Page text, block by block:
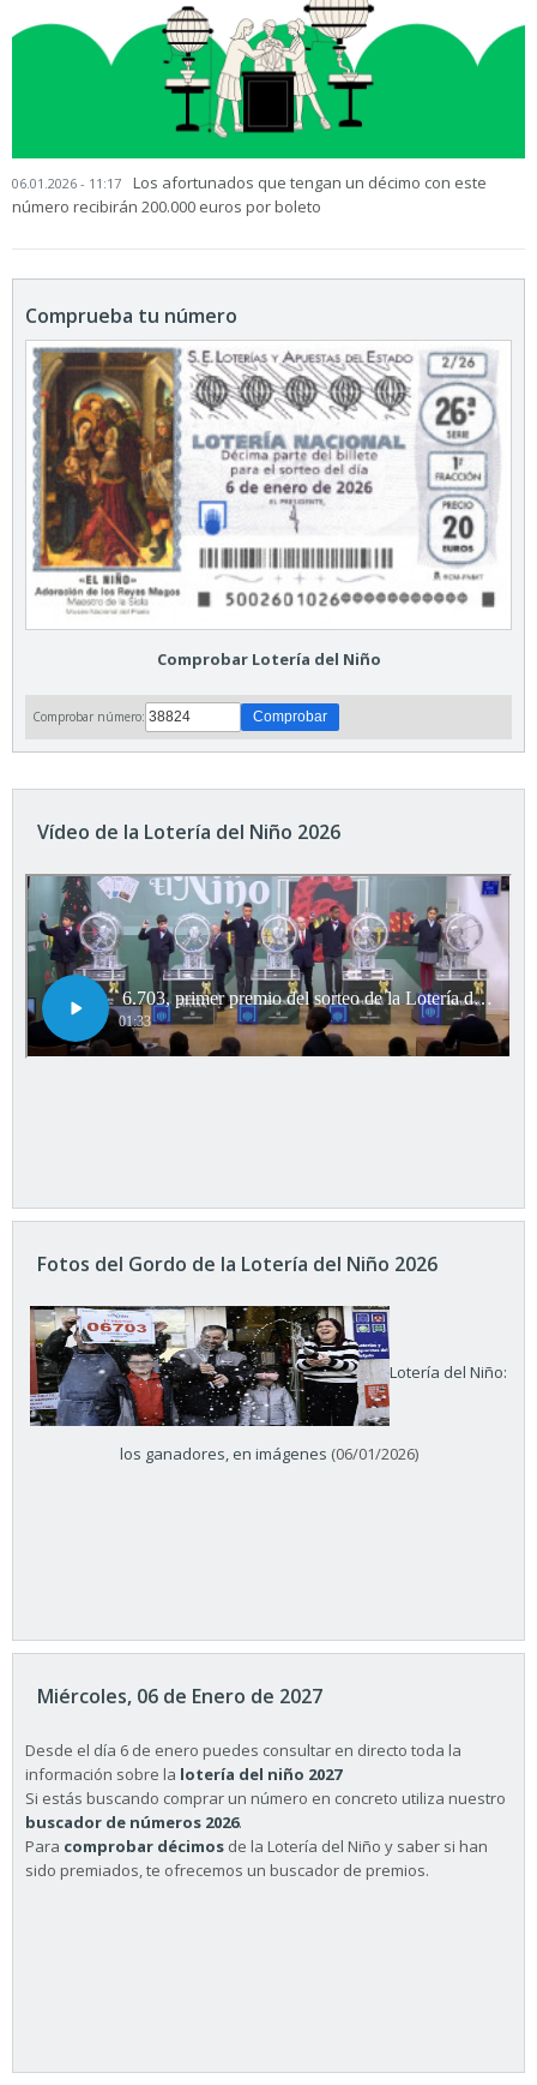
06.01.2026 - 11:17
Los afortunados que tengan un décimo con este
número recibirán 200.000 euros por boleto
Comprueba tu número
Comprobar Lotería del Niño
Comprobar número:
Vídeo de la Lotería del Niño 2026
Fotos del Gordo de la Lotería del Niño 2026
Lotería del Niño:
los ganadores, en imágenes (06/01/2026)
Miércoles, 06 de Enero de 2027
Desde el día 6 de enero puedes consultar en directo toda la
información sobre la lotería del niño 2027
Si estás buscando comprar un número en concreto utiliza nuestro
buscador de números 2026.
Para comprobar décimos de la Lotería del Niño y saber si han
sido premiados, te ofrecemos un buscador de premios.